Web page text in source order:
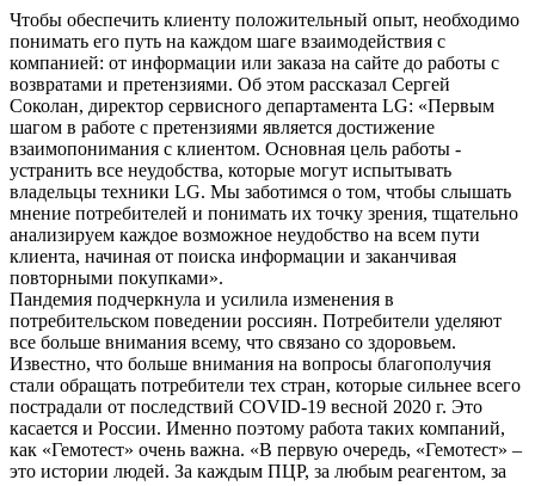
Чтобы обеспечить клиенту положительный опыт, необходимо
понимать его путь на каждом шаге взаимодействия с
компанией: от информации или заказа на сайте до работы с
возвратами и претензиями. Об этом рассказал Сергей
Соколан, директор сервисного департамента LG: «Первым
шагом в работе с претензиями является достижение
взаимопонимания с клиентом. Основная цель работы -
устранить все неудобства, которые могут испытывать
владельцы техники LG. Мы заботимся о том, чтобы слышать
мнение потребителей и понимать их точку зрения, тщательно
анализируем каждое возможное неудобство на всем пути
клиента, начиная от поиска информации и заканчивая
повторными покупками».
Пандемия подчеркнула и усилила изменения в
потребительском поведении россиян. Потребители уделяют
все больше внимания всему, что связано со здоровьем.
Известно, что больше внимания на вопросы благополучия
стали обращать потребители тех стран, которые сильнее всего
пострадали от последствий COVID-19 весной 2020 г. Это
касается и России. Именно поэтому работа таких компаний,
как «Гемотест» очень важна. «В первую очередь, «Гемотест» –
это истории людей. За каждым ПЦР, за любым реагентом, за